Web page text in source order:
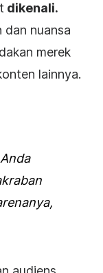
dikenali.
dan nuansa
merek
lainnya.